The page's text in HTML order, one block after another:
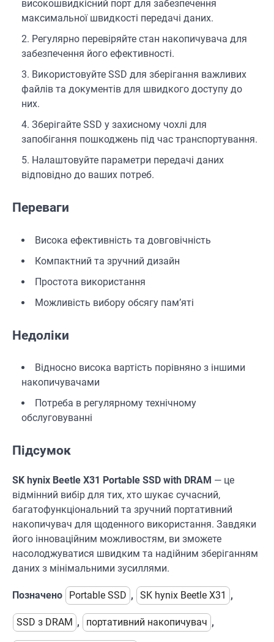
високошвидкісний порт для забезпечення
максимальної швидкості передачі даних.
Регулярно перевіряйте стан накопичувача для
забезпечення його ефективності.
Використовуйте SSD для зберігання важливих
файлів та документів для швидкого доступу до
них.
Зберігайте SSD у захисному чохлі для
запобігання пошкоджень під час транспортування.
Налаштовуйте параметри передачі даних
відповідно до ваших потреб.
Переваги
Висока ефективність та довговічність
Компактний та зручний дизайн
Простота використання
Можливість вибору обсягу пам’яті
Недоліки
Відносно висока вартість порівняно з іншими
накопичувачами
Потреба в регулярному технічному
обслуговуванні
Підсумок
SK hynix Beetle X31 Portable SSD with DRAM — це
відмінний вибір для тих, хто шукає сучасний,
багатофункціональний та зручний портативний
накопичувач для щоденного використання. Завдяки
його інноваційним можливостям, ви зможете
насолоджуватися швидким та надійним зберіганням
даних з мінімальними зусиллями.
Позначено Portable SSD , SK hynix Beetle X31 ,
SSD з DRAM , портативний накопичувач ,